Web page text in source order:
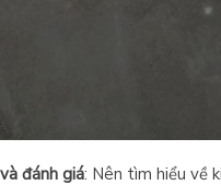
đánh giá: Nên tìm hiểu về